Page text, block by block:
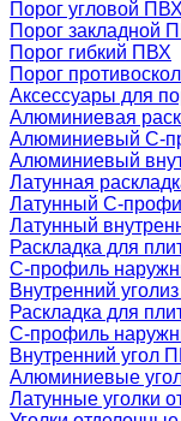
Порог угловой ПВХ
Порог закладной
Порог гибкий ПВХ
Порог
Аксессуары для
Алюминиевая
Алюминиевый С-
Алюминиевый
Латунная
Латунный С-
Латунный
Раскладка для
С-профиль
Внутренний
Раскладка для
С-профиль
Внутренний угол
Алюминиевые
Латунные уголки